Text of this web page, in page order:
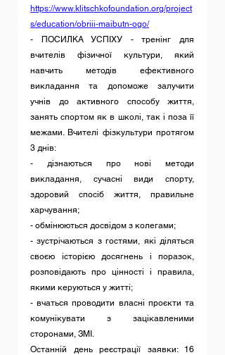
https://www.klitschkofoundation.org/project
s/education/obriii-maibutn-ogo/
- ПОСИЛКА УСПІХУ - тренінг для
вчителів фізичної культури, який
навчить методів ефективного
викладання та допоможе залучити
учнів до активного способу життя,
занять спортом як в школі, так і поза її
межами. Вчителі фізкультури протягом
3 днів:
- дізнаються про нові методи
викладання, сучасні види спорту,
здоровий спосіб життя, правильне
харчування;
- обмінюються досвідом з колегами;
- зустрічаються з гостями, які діляться
своєю історією досягнень і поразок,
розповідають про цінності і правила,
якими керуються у житті;
- вчаться проводити власні проєкти та
комунікувати з зацікавленими
сторонами, ЗМІ.
Останній день реєстрації заявки: 16